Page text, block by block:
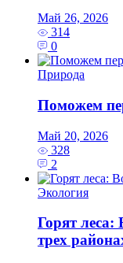
Май 26, 2026
314
0
Природа
Поможем
Май 20, 2026
328
2
Экология
Горят леса:
трех